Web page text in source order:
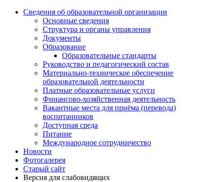
Сведения об образовательной организации
Основные сведения
Структура и органы управления
Документы
Образование
Образовательные стандарты
Руководство и педагогический состав
Материально-техническое обеспечение
образовательной деятельности
Платные образовательные услуги
Финансово-хозяйственная деятельность
Вакантные места для приёма (перевода)
воспитанников
Доступная среда
Питание
Международное сотрудничество
Новости
Фотогалерея
Старый сайт
Версия для слабовидящих